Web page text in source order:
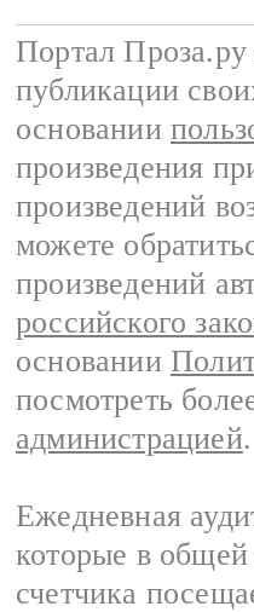
Портал Проза.ру
публикации
основании
произведения
произведений
можете
произведений
российского
основании
посмотреть
администрацией.
Ежедневная
которые в
счетчика